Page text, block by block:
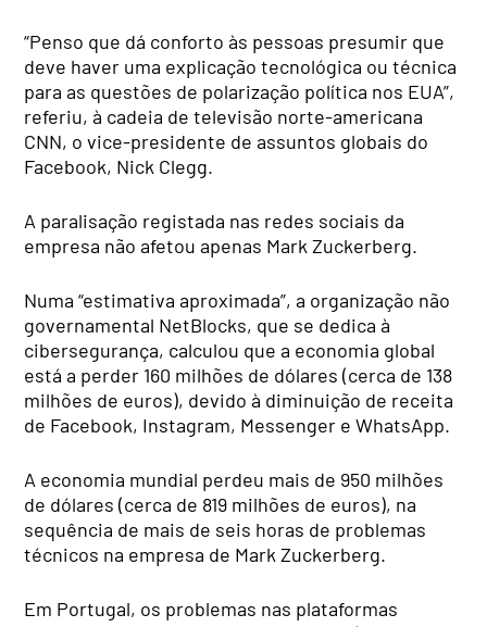
“Penso que dá conforto às pessoas presumir que
deve haver uma explicação tecnológica ou técnica
para as questões de polarização política nos EUA”,
referiu, à cadeia de televisão norte-americana
CNN, o vice-presidente de assuntos globais do
Facebook, Nick Clegg.
A paralisação registada nas redes sociais da
empresa não afetou apenas Mark Zuckerberg.
Numa “estimativa aproximada”, a organização não
governamental NetBlocks, que se dedica à
cibersegurança, calculou que a economia global
está a perder 160 milhões de dólares (cerca de 138
milhões de euros), devido à diminuição de receita
de Facebook, Instagram, Messenger e WhatsApp.
A economia mundial perdeu mais de 950 milhões
de dólares (cerca de 819 milhões de euros), na
sequência de mais de seis horas de problemas
técnicos na empresa de Mark Zuckerberg.
Em Portugal, os problemas nas plataformas